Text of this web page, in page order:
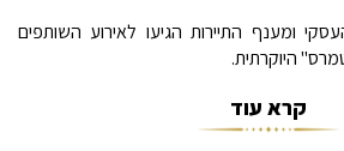
ומענף התיירות הגיעו לאירוע השותפים
היוקרתית.
קרא עוד